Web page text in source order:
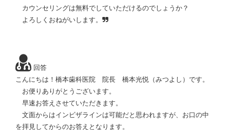
カウンセリングは無料でしていただけるのでしょうか？
よろしくおねがいします。
回答
こんにちは！橋本歯科医院 院長 橋本光悦（みつよし）です。
お便りありがとうございます。
早速お答えさせていただきます。
文面からはインビザラインは可能だと思われますが、お口の中
を拝見してからのお答えとなります。